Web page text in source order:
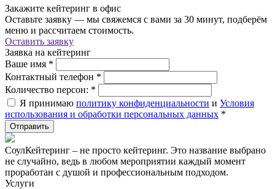
Закажите кейтеринг в офис
Оставьте заявку — мы свяжемся с вами за 30 минут, подберём
меню и рассчитаем стоимость.
Оставить заявку
Заявка на кейтеринг
Ваше имя *
Контактный телефон *
Количество персон: *
Я принимаю политику конфиденциальности и Условия
использования и обработки персональных данных *
СоулКейтеринг – не просто кейтеринг. Это название выбрано
не случайно, ведь в любом мероприятии каждый момент
проработан с душой и профессиональным подходом.
Услуги